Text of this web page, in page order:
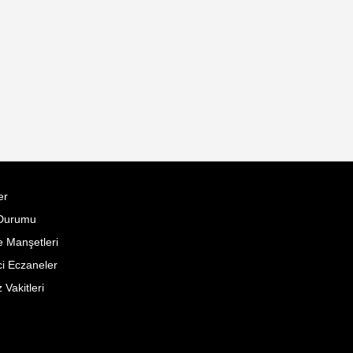
Manşetleri
Eczaneler
Vakitleri